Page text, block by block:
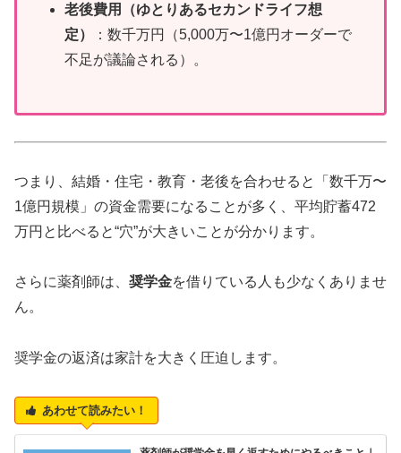
老後費用（ゆとりあるセカンドライフ想
定）
：数千万円（5,000万〜1億円オーダーで
不足が議論される）。
つまり、結婚・住宅・教育・老後を合わせると「数千万〜
1億円規模」の資金需要になることが多く、平均貯蓄472
万円と比べると“穴”が大きいことが分かります。
さらに薬剤師は、 奨学金を借りている人も少なくありませ
ん。
奨学金の返済は家計を大きく圧迫します。
あわせて読みたい！